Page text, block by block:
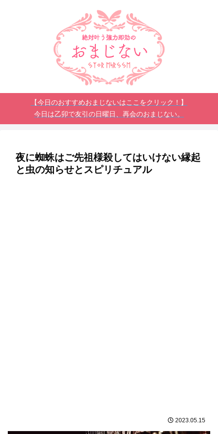
【今日のおすすめおまじないはここをクリック！】
今日は乙卯で友引の日曜日、再会のおまじない。
夜に蜘蛛はご先祖様殺してはいけない縁起
と虫の知らせとスピリチュアル
2023.05.15